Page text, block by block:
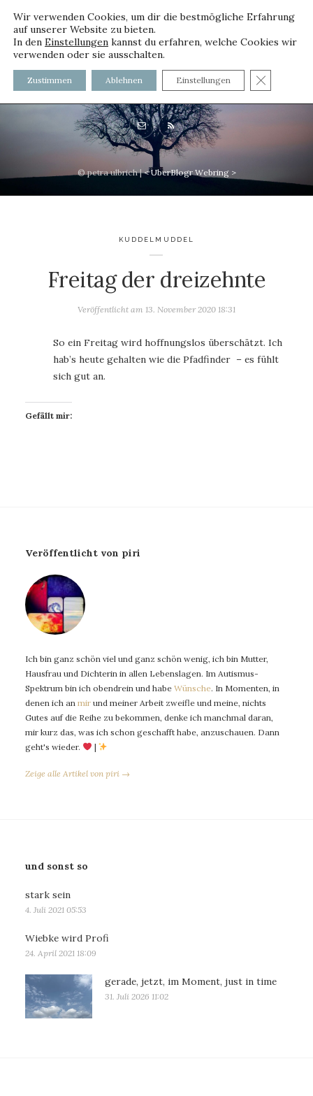
voller worte - mit und ohne
Innenfutter
© petra ulbrich |< UberBlogr Webring >
KUDDELMUDDEL
Freitag der dreizehnte
Veröffentlicht am 13. November 2020 18:31
So ein Freitag wird hoffnungslos überschätzt. Ich
hab’s heute gehalten wie die Pfadfinder – es fühlt
sich gut an.
Gefällt mir:
Veröffentlicht von piri
Ich bin ganz schön viel und ganz schön wenig, ich bin Mutter,
Hausfrau und Dichterin in allen Lebenslagen. Im Autismus-
Spektrum bin ich obendrein und habe Wünsche. In Momenten, in
denen ich an mir und meiner Arbeit zweifle und meine, nichts
Gutes auf die Reihe zu bekommen, denke ich manchmal daran,
mir kurz das, was ich schon geschafft habe, anzuschauen. Dann
geht's wieder.
|
Zeige alle Artikel von piri →
und sonst so
stark sein
4. Juli 2021 05:53
Wiebke wird Profi
24. April 2021 18:09
gerade, jetzt, im Moment, just in time
31. Juli 2026 11:02
Wir verwenden Cookies, um dir die bestmögliche Erfahrung
auf unserer Website zu bieten.
In den Einstellungen kannst du erfahren, welche Cookies wir
verwenden oder sie ausschalten.
Zustimmen Ablehnen Einstellungen GDPR